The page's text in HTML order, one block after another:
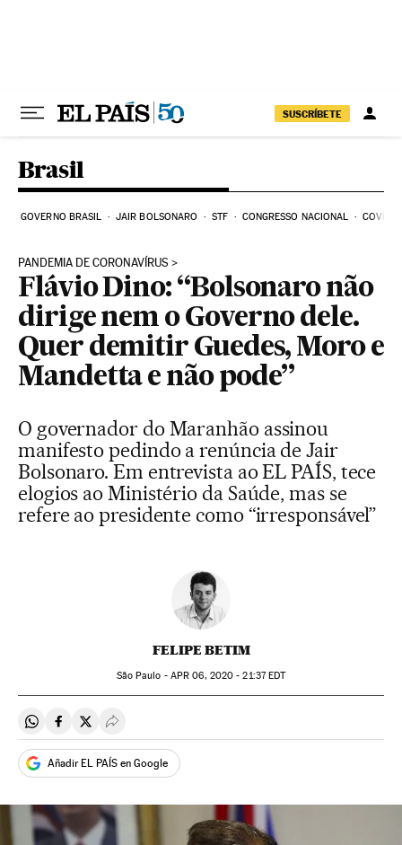
SUSCRÍBETE
Brasil
GOVERNO BRASIL JAIR BOLSONARO STF CONGRESSO NACIONAL COVID-
PANDEMIA DE CORONAVÍRUS
Flávio Dino: “Bolsonaro não
dirige nem o Governo dele.
Quer demitir Guedes, Moro e
Mandetta e não pode”
O governador do Maranhão assinou
manifesto pedindo a renúncia de Jair
Bolsonaro. Em entrevista ao EL PAÍS, tece
elogios ao Ministério da Saúde, mas se
refere ao presidente como “irresponsável”
FELIPE BETIM
São Paulo - APR 06, 2020 - 21:37EDT
Compartir en Whatsapp
Compartir en Facebook
Compartir en Twitter
Desplegar Redes Sociales
Añadir EL PAÍS en Google